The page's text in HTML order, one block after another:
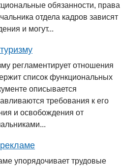
обязанности, права
отдела кадров зависят
и могут...
регламентирует отношения
список функциональных
описывается
требования к его
и освобождения от
упорядочивает трудовые